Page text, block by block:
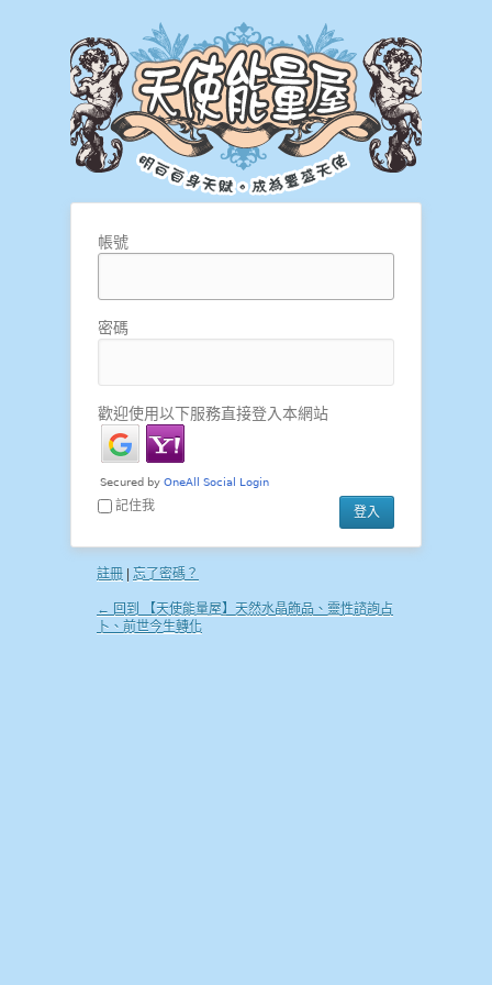
帳號
密碼
歡迎使用以下服務直接登入本網站
記住我
註冊 忘了密碼？
← 回到 【天使能量屋】天然水晶飾品、靈性諮詢占
卜、前世今生轉化